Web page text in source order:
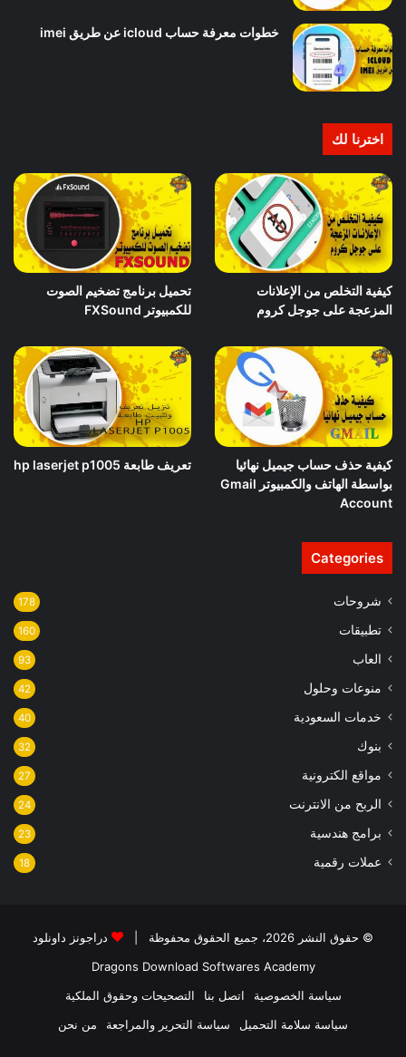
خطوات معرفة حساب icloud عن طريق imei
اخترنا لك
كيفية التخلص من الإعلانات
المزعجة على جوجل كروم
تحميل برنامج تضخيم الصوت
للكمبيوتر FXSound
كيفية حذف حساب جيميل نهائيا
بواسطة الهاتف والكمبيوتر Gmail
Account
تعريف طابعة hp laserjet p1005
Categories
شروحات 178
تطبيقات 160
العاب 93
منوعات وحلول 42
خدمات السعودية 40
بنوك 32
مواقع الكترونية 27
الربح من الانترنت 24
برامج هندسية 23
عملات رقمية 18
© حقوق النشر 2026، جميع الحقوق محفوظة |
دراجونز داونلود
Dragons Download Softwares Academy
سياسة الخصوصية
اتصل بنا
التصحيحات وحقوق الملكية
سياسة سلامة التحميل
سياسة التحرير والمراجعة من نحن